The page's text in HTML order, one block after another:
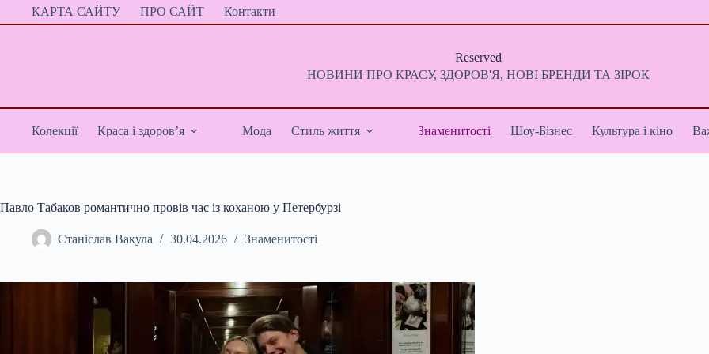
ПерейтиКАРТА САЙТУ ПРО САЙТ Контакти
Reserved
НОВИНИ ПРО КРАСУ, ЗДОРОВ'Я, НОВІ БРЕНДИ ТА ЗІРОК
Колекції Краса і здоров’я Мода Стиль життя Знаменитості Шоу-Бізнес Культура і кіно
Павло Табаков романтично провів час із коханою у Петербурзі
Станіслав Вакула 30.04.2026 Знаменитості